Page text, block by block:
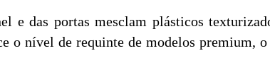
e das portas mesclam plásticos
o nível de requinte de modelos premium,